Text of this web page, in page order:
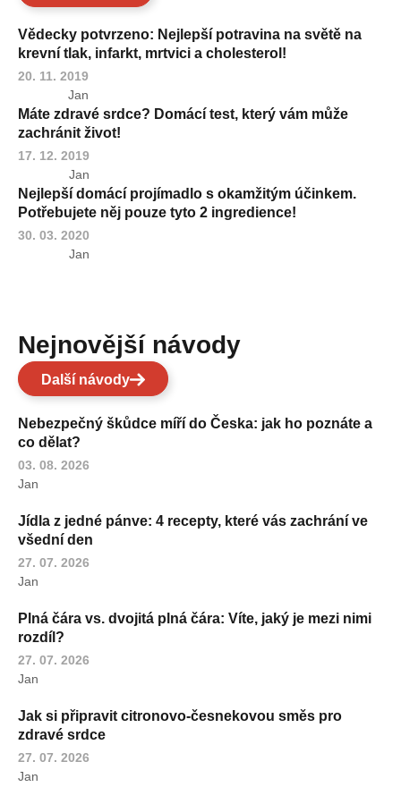
Vědecky potvrzeno: Nejlepší potravina na světě na
krevní tlak, infarkt, mrtvici a cholesterol!
20. 11. 2019
Jan
Máte zdravé srdce? Domácí test, který vám může
zachránit život!
17. 12. 2019
Jan
Nejlepší domácí projímadlo s okamžitým účinkem.
Potřebujete něj pouze tyto 2 ingredience!
30. 03. 2020
Jan
Nejnovější návody
Další návody
Nebezpečný škůdce míří do Česka: jak ho poznáte a
co dělat?
03. 08. 2026
Jan
Jídla z jedné pánve: 4 recepty, které vás zachrání ve
všední den
27. 07. 2026
Jan
Plná čára vs. dvojitá plná čára: Víte, jaký je mezi nimi
rozdíl?
27. 07. 2026
Jan
Jak si připravit citronovo-česnekovou směs pro
zdravé srdce
27. 07. 2026
Jan